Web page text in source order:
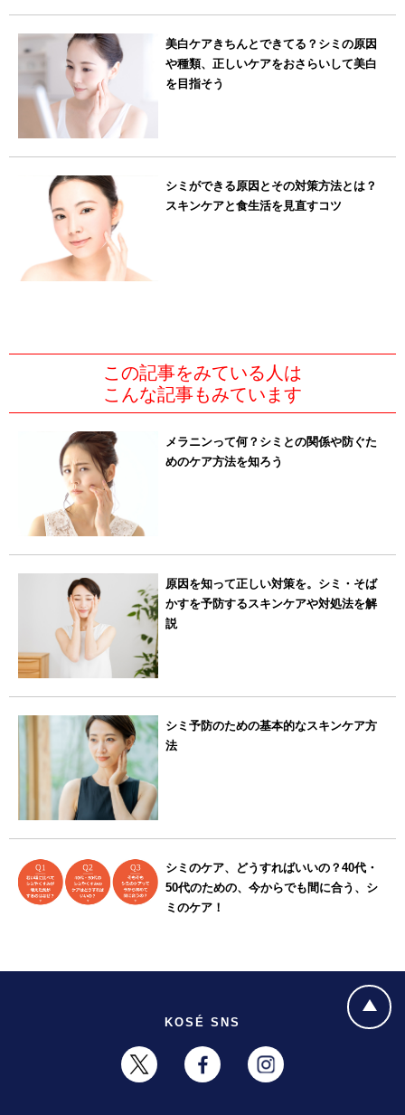
美白ケアきちんとできてる？シミの原因
や種類、正しいケアをおさらいして美白
を目指そう
シミができる原因とその対策方法とは？
スキンケアと食生活を見直すコツ
この記事をみている人は
こんな記事もみています
メラニンって何？シミとの関係や防ぐた
めのケア方法を知ろう
原因を知って正しい対策を。シミ・そば
かすを予防するスキンケアや対処法を解
説
シミ予防のための基本的なスキンケア方
法
シミのケア、どうすればいいの？40代・
50代のための、今からでも間に合う、シ
ミのケア！
KOSÉ SNS